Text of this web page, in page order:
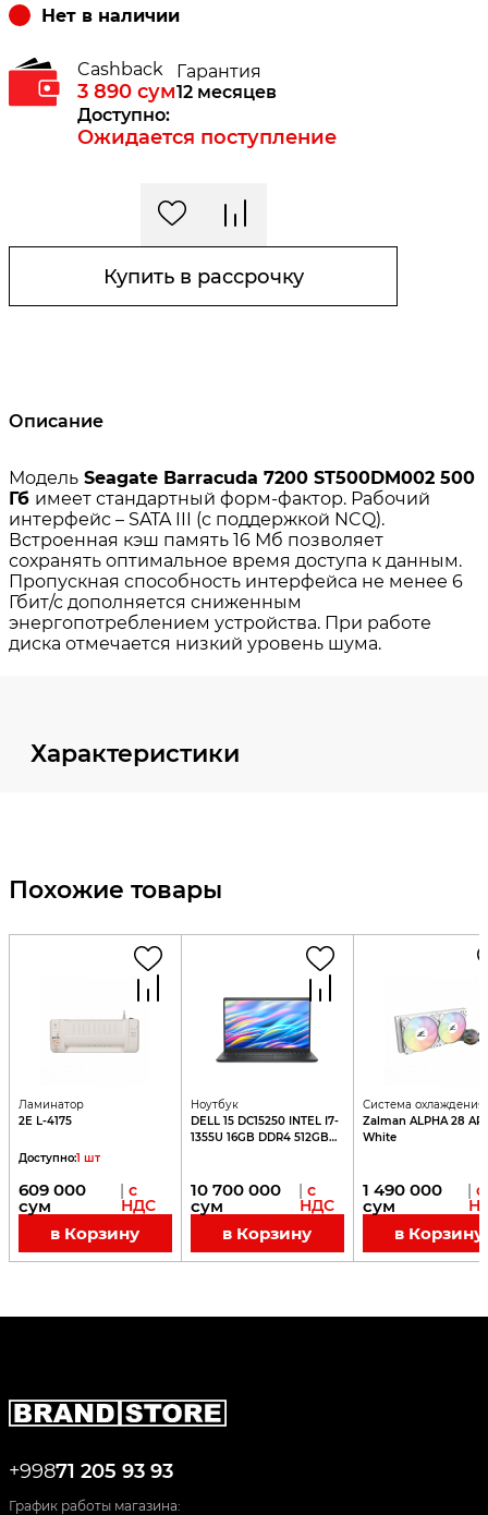
Нет в наличии
Cashback
3 890 сум
Гарантия
12 месяцев
Доступно:
Ожидается поступление
Купить в рассрочку
Описание
Характеристики
Похожие товары
Ламинатор
2E L-4175
Доступно:1 шт
609 000
сум
| с
НДС
в Корзину
Ноутбук
DELL 15 DC15250 INTEL I7-
1355U 16GB DDR4 512GB
10 700 000
сум
| с
НДС
в Корзину
Система охлаждения
Zalman ALPHA 28
White
1 490 000
сум
| с
в Корзину
+99871 205 93 93
График работы магазина: